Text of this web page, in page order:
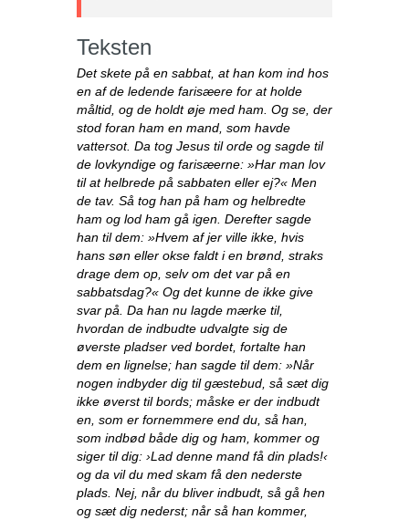
Teksten
Det skete på en sabbat, at han kom ind hos
en af de ledende farisæere for at holde
måltid, og de holdt øje med ham. Og se, der
stod foran ham en mand, som havde
vattersot. Da tog Jesus til orde og sagde til
de lovkyndige og farisæerne: »Har man lov
til at helbrede på sabbaten eller ej?« Men
de tav. Så tog han på ham og helbredte
ham og lod ham gå igen. Derefter sagde
han til dem: »Hvem af jer ville ikke, hvis
hans søn eller okse faldt i en brønd, straks
drage dem op, selv om det var på en
sabbatsdag?« Og det kunne de ikke give
svar på. Da han nu lagde mærke til,
hvordan de indbudte udvalgte sig de
øverste pladser ved bordet, fortalte han
dem en lignelse; han sagde til dem: »Når
nogen indbyder dig til gæstebud, så sæt dig
ikke øverst til bords; måske er der indbudt
en, som er fornemmere end du, så han,
som indbød både dig og ham, kommer og
siger til dig: ›Lad denne mand få din plads!‹
og da vil du med skam få den nederste
plads. Nej, når du bliver indbudt, så gå hen
og sæt dig nederst; når så han kommer,